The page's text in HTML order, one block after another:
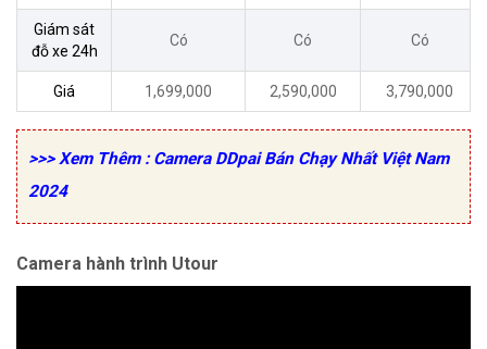
Giám sát
đỗ xe 24h
Có Có Có
Giá 1,699,000 2,590,000 3,790,000
>>> Xem Thêm : Camera DDpai Bán Chạy Nhất Việt Nam
2024
Camera hành trình Utour